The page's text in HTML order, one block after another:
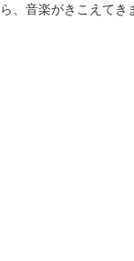
、音楽がきこえてき